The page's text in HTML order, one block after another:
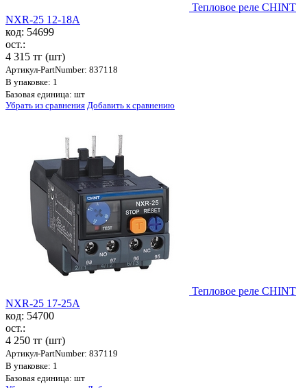
Тепловое реле CHINT
NXR-25 12-18A
код: 54699
ост.:
4 315 тг (шт)
Артикул-PartNumber: 837118
В упаковке: 1
Базовая единица: шт
Убрать из сравнения Добавить к сравнению
Тепловое реле CHINT
NXR-25 17-25A
код: 54700
ост.:
4 250 тг (шт)
Артикул-PartNumber: 837119
В упаковке: 1
Базовая единица: шт